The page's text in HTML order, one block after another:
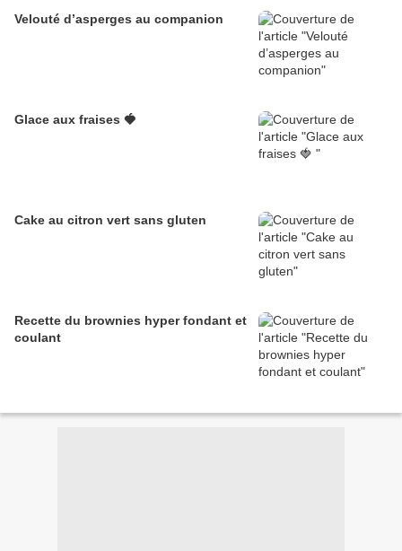
Velouté d’asperges au companion
Glace aux fraises 🍓
Cake au citron vert sans gluten
Recette du brownies hyper fondant et
coulant